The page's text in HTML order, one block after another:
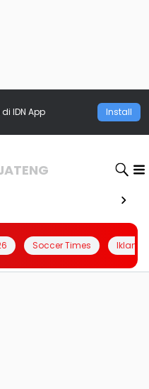
IDN App Install
Soccer Times Iklanin